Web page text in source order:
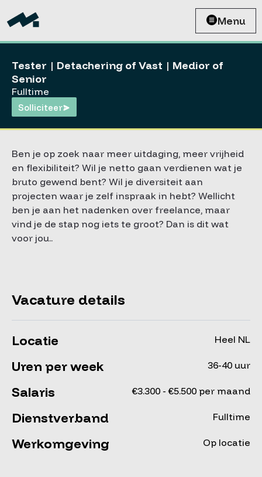
Menu
Tester | Detachering of Vast | Medior of
Senior
Fulltime
Solliciteer
Ben je op zoek naar meer uitdaging, meer vrijheid
en flexibiliteit? Wil je netto gaan verdienen wat je
bruto gewend bent? Wil je diversiteit aan
projecten waar je zelf inspraak in hebt? Wellicht
ben je aan het nadenken over freelance, maar
vind je de stap nog iets te groot? Dan is dit wat
voor jou..
Vacature details
Locatie Heel NL
Uren per week 36-40 uur
Salaris €3.300 - €5.500 per maand
Dienstverband Fulltime
Werkomgeving Op locatie